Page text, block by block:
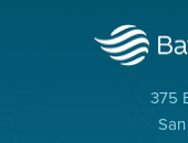
375